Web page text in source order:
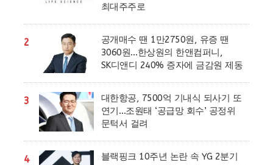
최대주주로
2
공개매수 땐 1만2750원, 유증 땐
3060원…한상원의 한앤컴퍼니,
SK디앤디 240% 증자에 금감원 제동
3
대한항공, 7500억 기내식 되사기 또
연기…조원태 ‘공급망 회수’ 공정위
문턱서 걸려
4
블랙핑크 10주년 논란 속 YG 2분기